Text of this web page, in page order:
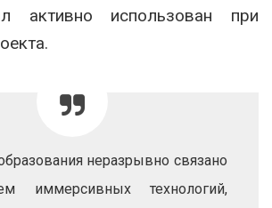
активно использован при
неразрывно связано
иммерсивных технологий,